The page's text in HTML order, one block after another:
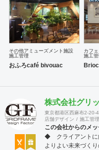
その他アミューズメント施設
施工管理
おふろcafé bivouac
カフ
施工管
株式会社グリ
東京都港区西麻布2-20-4
店舗デザイン
施工管理
この会社からのメ
◆ クライアントに
よりよい未来づく